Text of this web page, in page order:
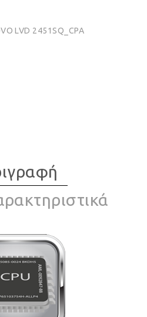
LVD 2451SQ_CPA